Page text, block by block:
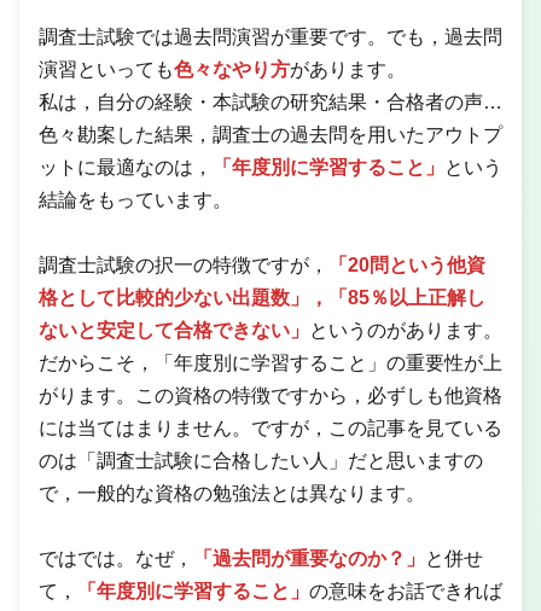
調査士試験では過去問演習が重要です。でも，過去問
演習といっても色々なやり方があります。
私は，自分の経験・本試験の研究結果・合格者の声…
色々勘案した結果，調査士の過去問を用いたアウトプ
ットに最適なのは，
「年度別に学習すること」
という
結論をもっています。
調査士試験の択一の特徴ですが，
「20問という他資
格として比較的少ない出題数」，「85％以上正解し
ないと安定して合格できない」
というのがあります。
だからこそ，「年度別に学習すること」の重要性が上
がります。この資格の特徴ですから，必ずしも他資格
には当てはまりません。ですが，この記事を見ている
のは「調査士試験に合格したい人」だと思いますの
で，一般的な資格の勉強法とは異なります。
ではでは。なぜ， 「過去問が重要なのか？」
と併せ
て，
「年度別に学習すること」 の意味をお話できれば